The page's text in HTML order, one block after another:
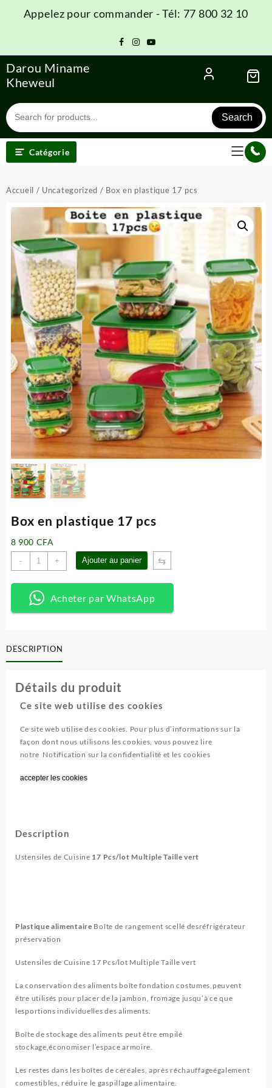
Appelez pour commander - Tél: 77 800 32 10
Darou Miname
Kheweul
Search
Catégorie
Accueil / Uncategorized / Box en plastique 17 pcs
Box en plastique 17 pcs
8 900 CFA
-
quantité
de
Box
en
plastique
+ Ajouter au panier ⇆
Acheter par WhatsApp
DESCRIPTION
Détails du produit
Ce site web utilise des cookies
Ce site web utilise des cookies. Pour plus d’informations sur la
façon dont nous utilisons les cookies, vous pouvez lire
notre Notification sur la confidentialité et les cookies
accepter les cookies
Description
Ustensiles de Cuisine 17 Pcs/lot Multiple Taille vert
Plastique alimentaire Boîte de rangement scellé desréfrigérateur
préservation
Ustensiles de Cuisine 17 Pcs/lot Multiple Taille vert
La conservation des aliments boîte fondation costumes,peuvent
être utilisés pour placer de la jambon, fromage jusqu’à ce que
lesportions individuelles des aliments.
Boîte de stockage des aliments peut être empilé
stockage,économiser l’espace armoire.
Les restes dans les boîtes de céréales, après réchauffageégalement
comestibles, réduire le gaspillage alimentaire.